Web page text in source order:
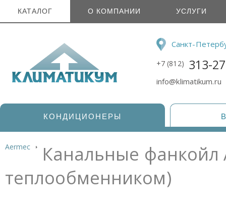
КАТАЛОГ О КОМПАНИИ УСЛУГИ
Санкт-
+7 (812) 313-
info@klimatikum.ru
КОНДИЦИОНЕРЫ
Aermec
Канальные фанкойл
теплообменником)